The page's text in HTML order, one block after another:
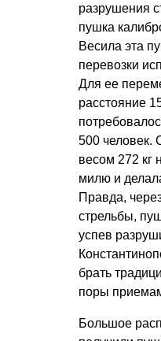
разрушения
пушка
Весила эта
перевозки
Для ее
расстояние
500 человек.
весом 272 кг
милю и
Правда,
стрельбы,
успев
брать
поры
Большое